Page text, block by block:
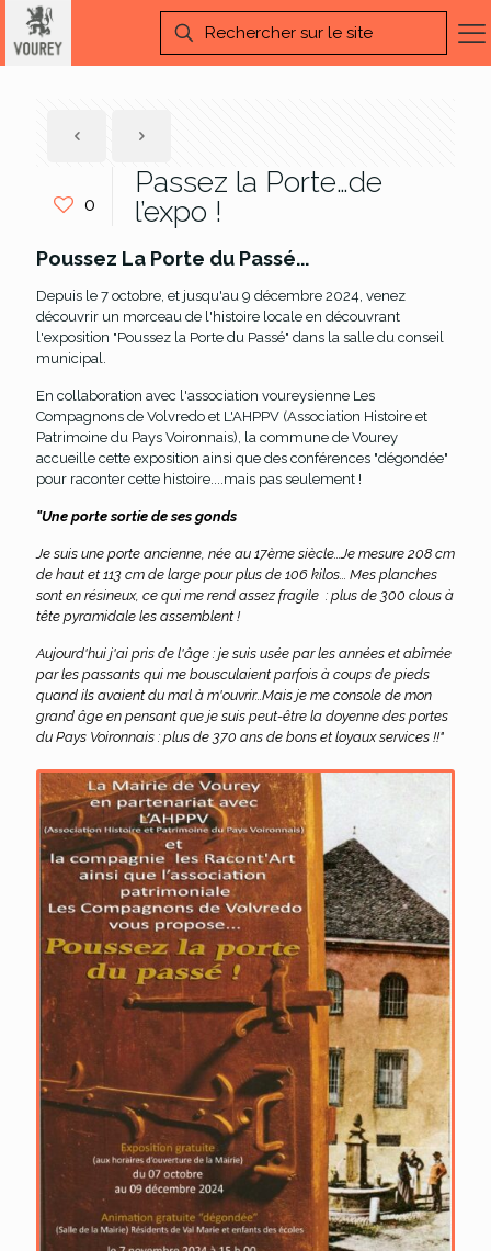
0
Passez la Porte…de
l’expo !
Poussez La Porte du Passé...
Depuis le 7 octobre, et jusqu'au 9 décembre 2024, venez
découvrir un morceau de l'histoire locale en découvrant
l'exposition "Poussez la Porte du Passé" dans la salle du conseil
municipal.
En collaboration avec l'association voureysienne Les
Compagnons de Volvredo et L'AHPPV (Association Histoire et
Patrimoine du Pays Voironnais), la commune de Vourey
accueille cette exposition ainsi que des conférences "dégondée"
pour raconter cette histoire....mais pas seulement !
"Une porte sortie de ses gonds
Je suis une porte ancienne, née au 17ème siècle...Je mesure 208 cm
de haut et 113 cm de large pour plus de 106 kilos... Mes planches
sont en résineux, ce qui me rend assez fragile : plus de 300 clous à
tête pyramidale les assemblent !
Aujourd'hui j'ai pris de l'âge : je suis usée par les années et abîmée
par les passants qui me bousculaient parfois à coups de pieds
quand ils avaient du mal à m'ouvrir...Mais je me console de mon
grand âge en pensant que je suis peut-être la doyenne des portes
du Pays Voironnais : plus de 370 ans de bons et loyaux services !!"